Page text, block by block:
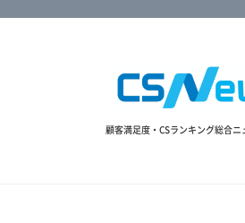
顧客満足度・CSランキング総合ニ